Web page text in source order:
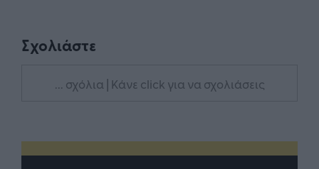
Σχολιάστε
... σχόλια | Κάνε click για να σχολιάσεις